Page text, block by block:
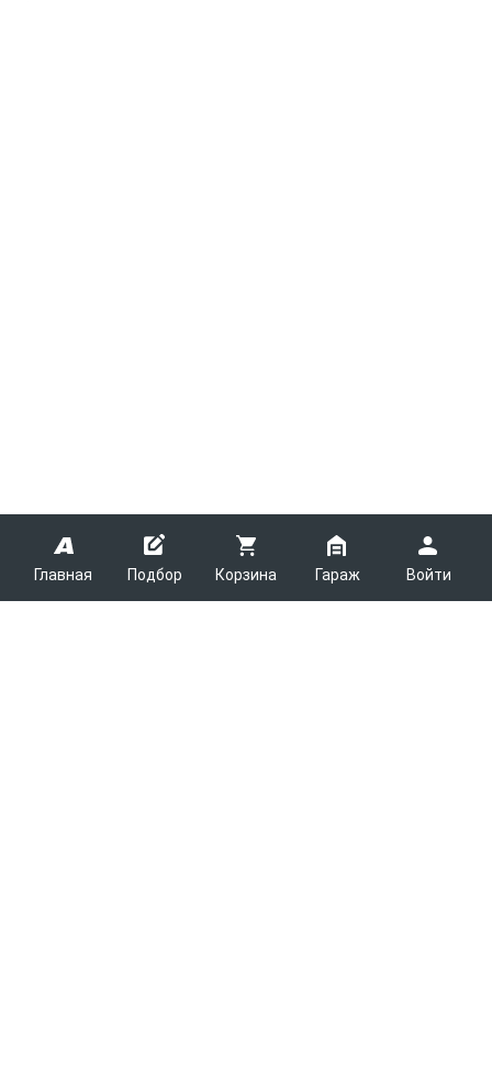
Главная Подбор Корзина Гараж Войти